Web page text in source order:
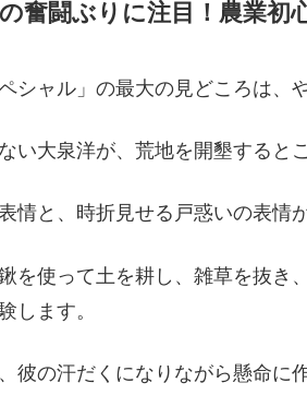
奮闘ぶりに注目！農業初
ペシャル」の最大の見どころは
い大泉洋が、荒地を開墾すると
情と、時折見せる戸惑いの表情
を使って土を耕し、雑草を抜き
します。
彼の汗だくになりながら懸命に